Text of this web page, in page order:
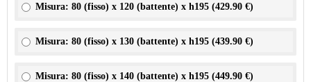
Misura: 80 (fisso) x 120 (battente) x h195 (429.90 €)
Misura: 80 (fisso) x 130 (battente) x h195 (439.90 €)
Misura: 80 (fisso) x 140 (battente) x h195 (449.90 €)